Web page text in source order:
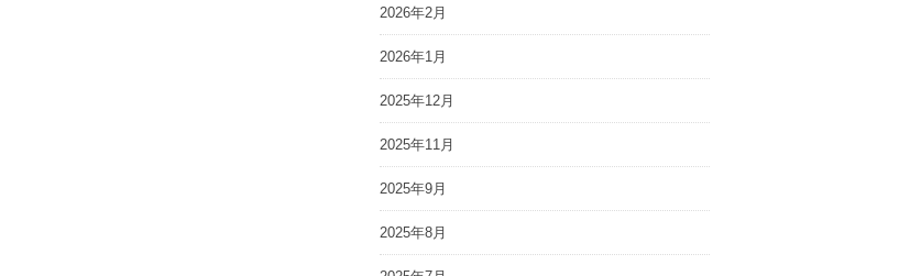
2026年2月
2026年1月
2025年12月
2025年11月
2025年9月
2025年8月